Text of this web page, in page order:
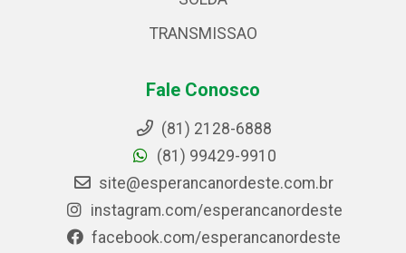
TRANSMISSAO
Fale Conosco
(81) 2128-6888
(81) 99429-9910
site@esperancanordeste.com.br
instagram.com/esperancanordeste
facebook.com/esperancanordeste